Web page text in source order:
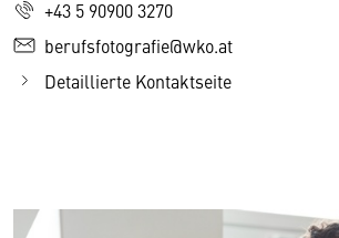
+43 5 90900 3270
berufsfotografie@wko.at
Detaillierte Kontaktseite